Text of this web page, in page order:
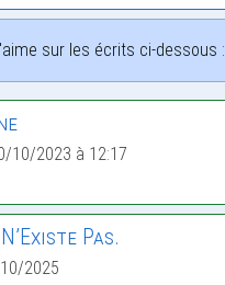
sur les écrits ci-dessous :
10/2023 à 12:17
Pas.
2025